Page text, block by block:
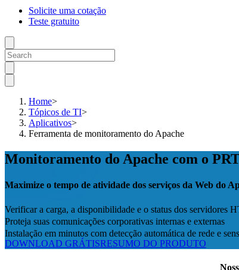
Solicite uma cotação
Teste gratuito
Home>
Tópicos de TI>
Aplicativos>
Ferramenta de monitoramento do Apache
Monitoramento do Apache com o
Maximize o tempo de atividade dos serviços da Web do
Verificar a carga, a disponibilidade e o status dos servidores
Proteja suas comunicações corporativas internas e externas
Instalação em minutos com detecção automática de rede e
DOWNLOAD GRÁTISRESUMO DO PRODUTO